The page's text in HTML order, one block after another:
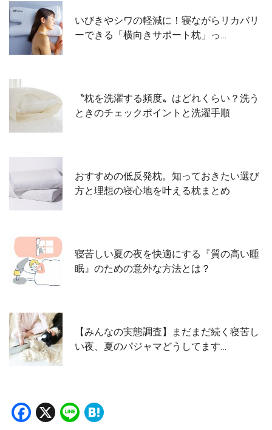
いびきやシワの軽減に！寝ながらリカバリ
ーできる「横向きサポート枕」っ…
〝枕を洗濯する頻度〟はどれくらい？洗う
ときのチェックポイントと洗濯手順
おすすめの低反発枕。知っておきたい選び
方と理想の寝心地を叶える枕まとめ
寝苦しい夏の夜を快適にする『質の高い睡
眠』のための意外な方法とは？
【みんなの実態調査】まだまだ続く寝苦し
い夜、夏のパジャマどうしてます…
Facebook
X Line